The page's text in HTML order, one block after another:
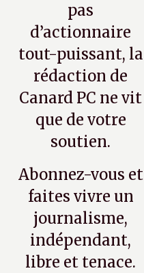
pas
d’actionnaire
tout-puissant, la
rédaction de
Canard PC ne vit
que de votre
soutien.
Abonnez-vous et
faites vivre un
journalisme,
indépendant,
libre et tenace.